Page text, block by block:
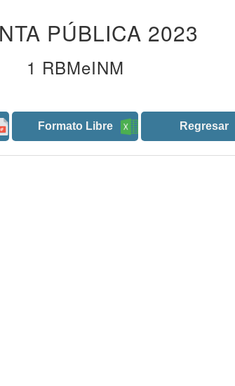
PÚBLICA 2023
1 RBMeINM